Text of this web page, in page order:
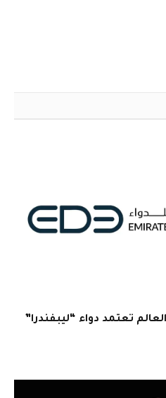
تعتمد دواء “ليبفندرا”